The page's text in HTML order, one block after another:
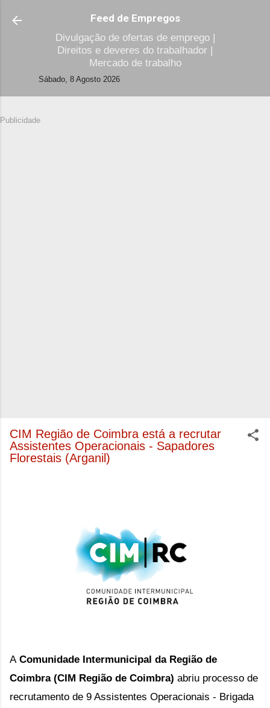
Avançar para o conteúdo principal
Feed de Empregos
Divulgação de ofertas de emprego |
Direitos e deveres do trabalhador |
Mercado de trabalho
Sábado, 8 Agosto 2026
Publicidade
CIM Região de Coimbra está a recrutar
Assistentes Operacionais - Sapadores
Florestais (Arganil)
A Comunidade Intermunicipal da Região de
Coimbra (CIM Região de Coimbra) abriu processo de
recrutamento de 9 Assistentes Operacionais - Brigada